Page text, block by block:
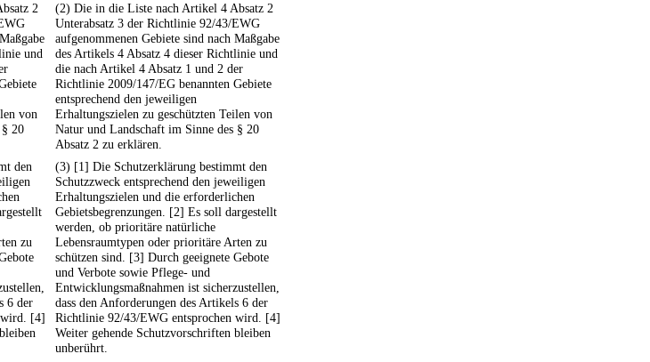
2
und
von
20
(2) Die in die Liste nach Artikel 4 Absatz 2
Unterabsatz 3 der Richtlinie 92/43/EWG
aufgenommenen Gebiete sind nach Maßgabe
des Artikels 4 Absatz 4 dieser Richtlinie und
die nach Artikel 4 Absatz 1 und 2 der
Richtlinie 2009/147/EG benannten Gebiete
entsprechend den jeweiligen
Erhaltungszielen zu geschützten Teilen von
Natur und Landschaft im Sinne des § 20
Absatz 2 zu erklären.
den
zu
6 der
wird. [4]
(3) [1] Die Schutzerklärung bestimmt den
Schutzzweck entsprechend den jeweiligen
Erhaltungszielen und die erforderlichen
Gebietsbegrenzungen. [2] Es soll dargestellt
werden, ob prioritäre natürliche
Lebensraumtypen oder prioritäre Arten zu
schützen sind. [3] Durch geeignete Gebote
und Verbote sowie Pflege- und
Entwicklungsmaßnahmen ist sicherzustellen,
dass den Anforderungen des Artikels 6 der
Richtlinie 92/43/EWG entsprochen wird. [4]
Weiter gehende Schutzvorschriften bleiben
unberührt.